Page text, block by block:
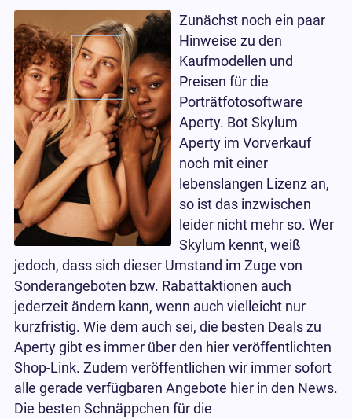
Zunächst noch ein paar
Hinweise zu den
Kaufmodellen und
Preisen für die
Porträtfotosoftware
Aperty. Bot Skylum
Aperty im Vorverkauf
noch mit einer
lebenslangen Lizenz an,
so ist das inzwischen
leider nicht mehr so. Wer
Skylum kennt, weiß
jedoch, dass sich dieser Umstand im Zuge von
Sonderangeboten bzw. Rabattaktionen auch
jederzeit ändern kann, wenn auch vielleicht nur
kurzfristig. Wie dem auch sei, die besten Deals zu
Aperty gibt es immer über den hier veröffentlichten
Shop-Link. Zudem veröffentlichen wir immer sofort
alle gerade verfügbaren Angebote hier in den News.
Die besten Schnäppchen für die